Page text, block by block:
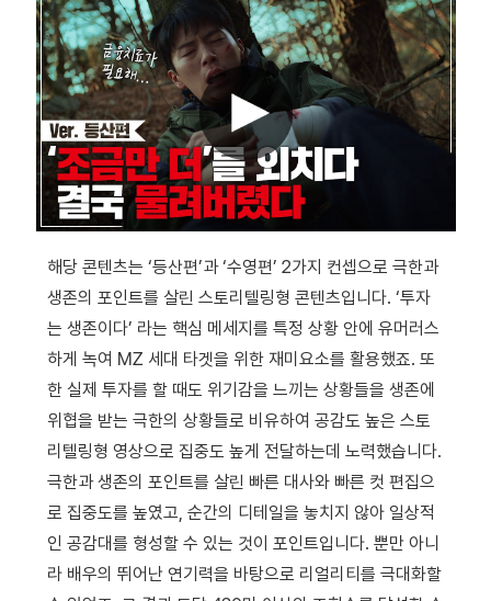
해당 콘텐츠는 ‘등산편’과 ‘수영편’ 2가지 컨셉으로 극한과
생존의 포인트를 살린 스토리텔링형 콘텐츠입니다. ‘투자
는 생존이다’ 라는 핵심 메세지를 특정 상황 안에 유머러스
하게 녹여 MZ 세대 타겟을 위한 재미요소를 활용했죠. 또
한 실제 투자를 할 때도 위기감을 느끼는 상황들을 생존에
위협을 받는 극한의 상황들로 비유하여 공감도 높은 스토
리텔링형 영상으로 집중도 높게 전달하는데 노력했습니다.
극한과 생존의 포인트를 살린 빠른 대사와 빠른 컷 편집으
로 집중도를 높였고, 순간의 디테일을 놓치지 않아 일상적
인 공감대를 형성할 수 있는 것이 포인트입니다. 뿐만 아니
라 배우의 뛰어난 연기력을 바탕으로 리얼리티를 극대화할